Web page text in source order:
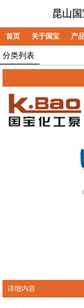
昆山
首页 关于国宝 产
分类列表
详细内容